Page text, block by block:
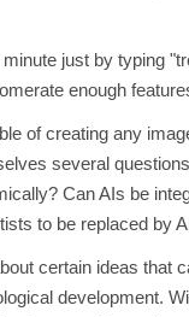
just by typing
enough
of creating any
several
Can AIs be
to be replaced by
certain ideas that
development.